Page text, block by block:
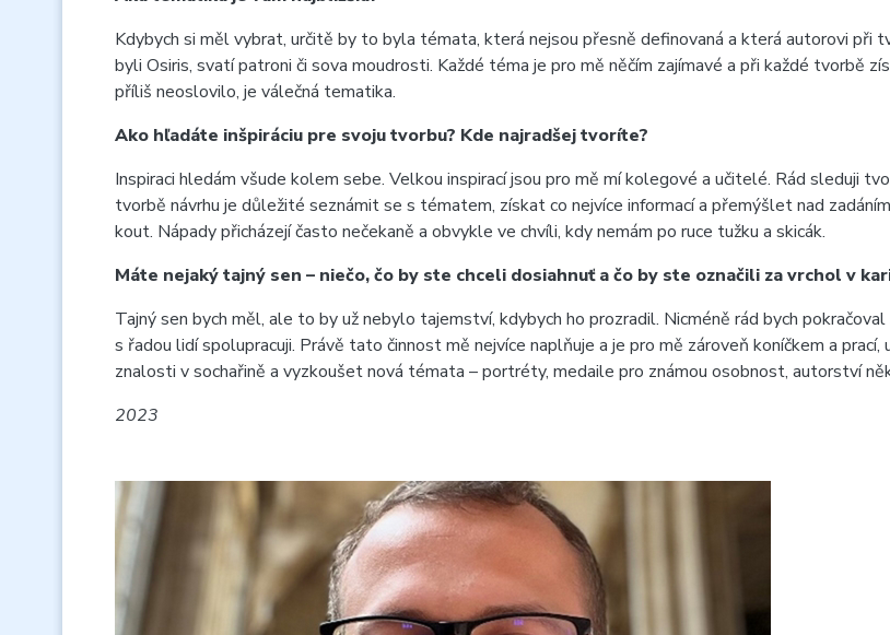
Kdybych si měl vybrat, určitě by to byla témata, která nejsou přesně definovaná a která autorovi při
byli Osiris, svatí patroni či sova moudrosti. Každé téma je pro mě něčím zajímavé a při každé tvorbě
příliš neoslovilo, je válečná tematika.
Ako hľadáte inšpiráciu pre svoju tvorbu? Kde najradšej tvoríte?
Inspiraci hledám všude kolem sebe. Velkou inspirací jsou pro mě mí kolegové a učitelé. Rád sleduji
tvorbě návrhu je důležité seznámit se s tématem, získat co nejvíce informací a přemýšlet nad
kout. Nápady přicházejí často nečekaně a obvykle ve chvíli, kdy nemám po ruce tužku a skicák.
Máte nejaký tajný sen – niečo, čo by ste chceli dosiahnuť a čo by ste označili za vrchol v
Tajný sen bych měl, ale to by už nebylo tajemství, kdybych ho prozradil. Nicméně rád bych
s řadou lidí spolupracuji. Právě tato činnost mě nejvíce naplňuje a je pro mě zároveň koníčkem a
znalosti v sochařině a vyzkoušet nová témata – portréty, medaile pro známou osobnost, autorství
2023